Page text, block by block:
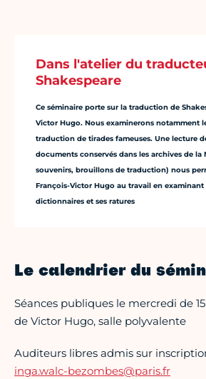
Dans l'atelier du
Shakespeare
Ce séminaire porte sur la traduction de
Victor Hugo. Nous examinerons notamment
traduction de tirades fameuses. Une lecture
documents conservés dans les archives de la
souvenirs, brouillons de traduction) nous
François-Victor Hugo au travail en examinant
dictionnaires et ses ratures
Le calendrier du
Séances publiques le mercredi de
de Victor Hugo, salle polyvalente
Auditeurs libres admis sur
inga.walc-bezombes@paris.fr